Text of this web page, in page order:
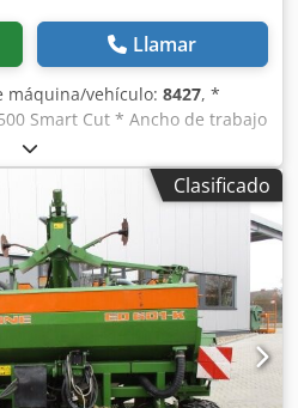
Llamar
máquina/vehículo: 8427, *
Smart Cut * Ancho de trabajo
de recogida 1.500 l *
tractor * Cuchillas de ala H60 *
de triturado (mulching) *
libre * Tolva de recogida con
* Velocidad de rotación 2.650
llenado Chjdpfx Aqjrhy H Rjvea
8427 ¡Soporte por
preguntas sobre la máquina
no dude en escribirnos
Whatsapp Whatsapp ----
Clasificado